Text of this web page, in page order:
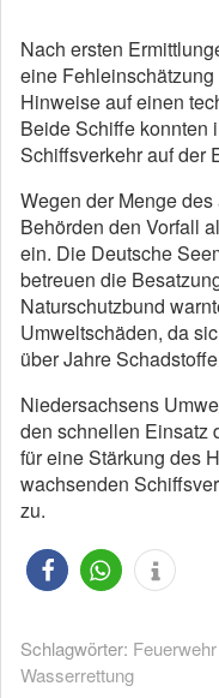
Nach ersten
eine Fehleinschätzung
Hinweise auf einen
Beide Schiffe konnten
Schiffsverkehr auf der
Wegen der Menge
Behörden den Vorfall
ein. Die Deutsche
betreuen die
Naturschutzbund
Umweltschäden, da
über Jahre
Niedersachsens
den schnellen Einsatz
für eine Stärkung des
wachsenden
zu.
Schlagwörter:
Wasserrettung